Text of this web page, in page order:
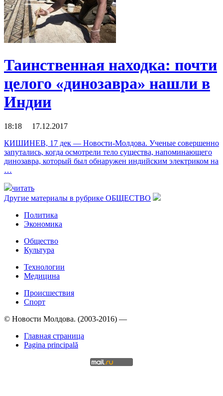
Таинственная находка: почти
целого «динозавра» нашли в
Индии
18:18 17.12.2017
КИШИНЕВ, 17 дек — Новости-Молдова. Ученые совершенно
запутались, когда осмотрели тело существа, напоминающего
динозавра, который был обнаружен индийским электриком на
…
читать
Другие материалы в рубрике ОБЩЕСТВО
Политика
Экономика
Общество
Культура
Технологии
Медицина
Происшествия
Спорт
© Новости Молдова. (2003-2016) —
Главная страница
Pagina principală